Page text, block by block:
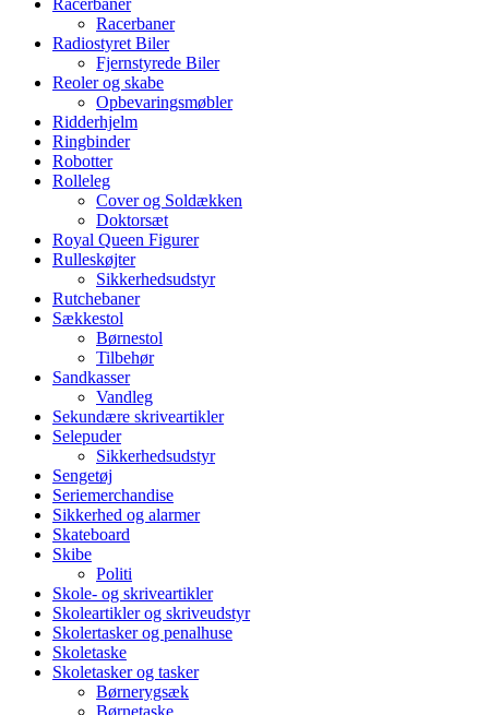
Racerbaner
Radiostyret Biler
Fjernstyrede Biler
Reoler og skabe
Opbevaringsmøbler
Ridderhjelm
Ringbinder
Robotter
Rolleleg
Cover og Soldækken
Doktorsæt
Royal Queen Figurer
Rulleskøjter
Sikkerhedsudstyr
Rutchebaner
Sækkestol
Børnestol
Tilbehør
Sandkasser
Vandleg
Sekundære skriveartikler
Selepuder
Sikkerhedsudstyr
Sengetøj
Seriemerchandise
Sikkerhed og alarmer
Skateboard
Skibe
Politi
Skole- og skriveartikler
Skoleartikler og skriveudstyr
Skolertasker og penalhuse
Skoletaske
Skoletasker og tasker
Børnerygsæk
Børnetaske